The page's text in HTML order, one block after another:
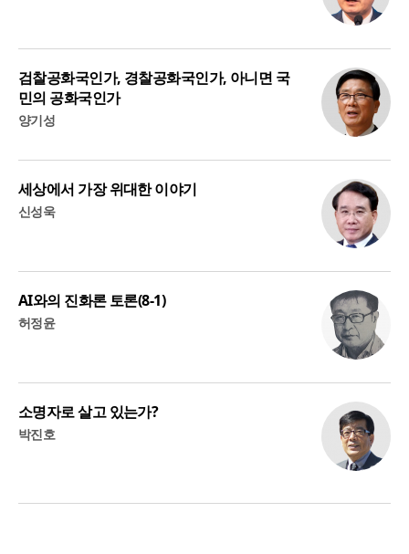
검찰공화국인가, 경찰공화국인가, 아니면 국
민의 공화국인가
양기성
세상에서 가장 위대한 이야기
신성욱
AI와의 진화론 토론(8-1)
허정윤
소명자로 살고 있는가?
박진호